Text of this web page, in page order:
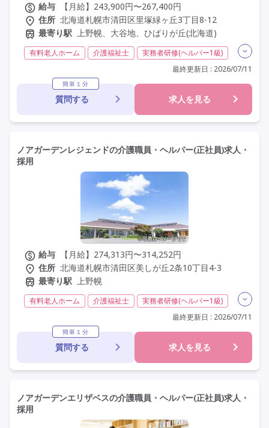
給与
【月給】243,900円〜267,400円
住所 北海道札幌市清田区里塚緑ヶ丘3丁目8-12
最寄り駅 上野幌、大谷地、ひばりが丘(北海道)
有料老人ホーム 介護福祉士
実務者研修(ヘルパー1級)
交通費支給
未経験歓迎 定年60歳以上
定年65歳以上
車通勤可
資格取得支援 研修制度あり
最終更新日 : 2026/07/11
簡単１分
質問する 求人を見る
ノアガーデンレジェンドの介護職員・ヘルパー(正社員)求人・
採用
給与
【月給】274,313円〜314,252円
住所 北海道札幌市清田区美しが丘2条10丁目4-3
最寄り駅 上野幌
有料老人ホーム 介護福祉士
実務者研修(ヘルパー1級)
残業月20時間以内
常勤
社会保険完備
交通費支給
年間休日110日以上
学歴不問
未経験歓迎
定年65歳以上
最終更新日 : 2026/07/11
簡単１分
質問する 求人を見る
ノアガーデンエリザベスの介護職員・ヘルパー(正社員)求人・
採用